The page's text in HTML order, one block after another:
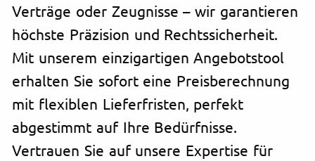
Verträge oder Zeugnisse – wir garantieren
höchste Präzision und Rechtssicherheit.
Mit unserem einzigartigen Angebotstool
erhalten Sie sofort eine Preisberechnung
mit flexiblen Lieferfristen, perfekt
abgestimmt auf Ihre Bedürfnisse.
Vertrauen Sie auf unsere Expertise für